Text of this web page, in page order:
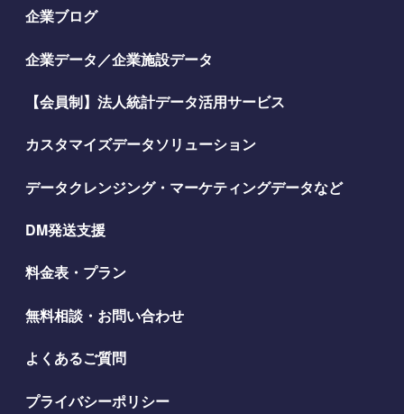
企業ブログ
企業データ／企業施設データ
【会員制】法人統計データ活用サービス
カスタマイズデータソリューション
データクレンジング・マーケティングデータなど
DM発送支援
料金表・プラン
無料相談・お問い合わせ
よくあるご質問
プライバシーポリシー